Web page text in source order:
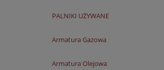
PALNIKI UŻYWANE
Armatura Gazowa
Armatura Olejowa